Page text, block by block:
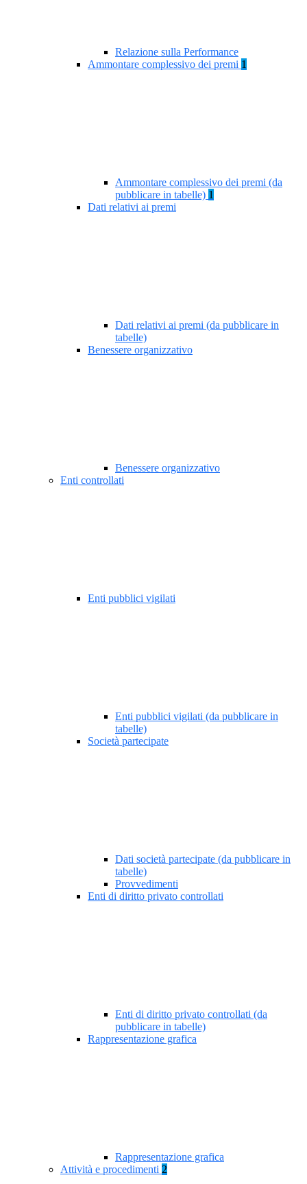
Relazione sulla Performance
Ammontare complessivo dei premi 1
Ammontare complessivo dei premi (da
pubblicare in tabelle) 1
Dati relativi ai premi
Dati relativi ai premi (da pubblicare in
tabelle)
Benessere organizzativo
Benessere organizzativo
Enti controllati
Enti pubblici vigilati
Enti pubblici vigilati (da pubblicare in
tabelle)
Società partecipate
Dati società partecipate (da pubblicare in
tabelle)
Provvedimenti
Enti di diritto privato controllati
Enti di diritto privato controllati (da
pubblicare in tabelle)
Rappresentazione grafica
Rappresentazione grafica
Attività e procedimenti 2